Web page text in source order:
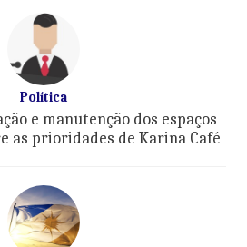
Política
e manutenção dos espaços
as prioridades de Karina Café